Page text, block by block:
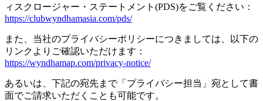
ィスクロージャー・ステートメント(PDS)をご覧ください：
https://clubwyndhamasia.com/pds/
また、当社のプライバシーポリシーにつきましては、以下の
リンクよりご確認いただけます：
https://wyndhamap.com/privacy-notice/
あるいは、下記の宛先まで「プライバシー担当」宛として書
面でご請求いただくことも可能です。